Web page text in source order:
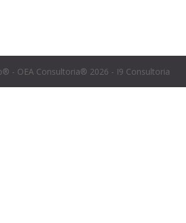
- OEA Consultoria® 2026 - I9 Consultoria